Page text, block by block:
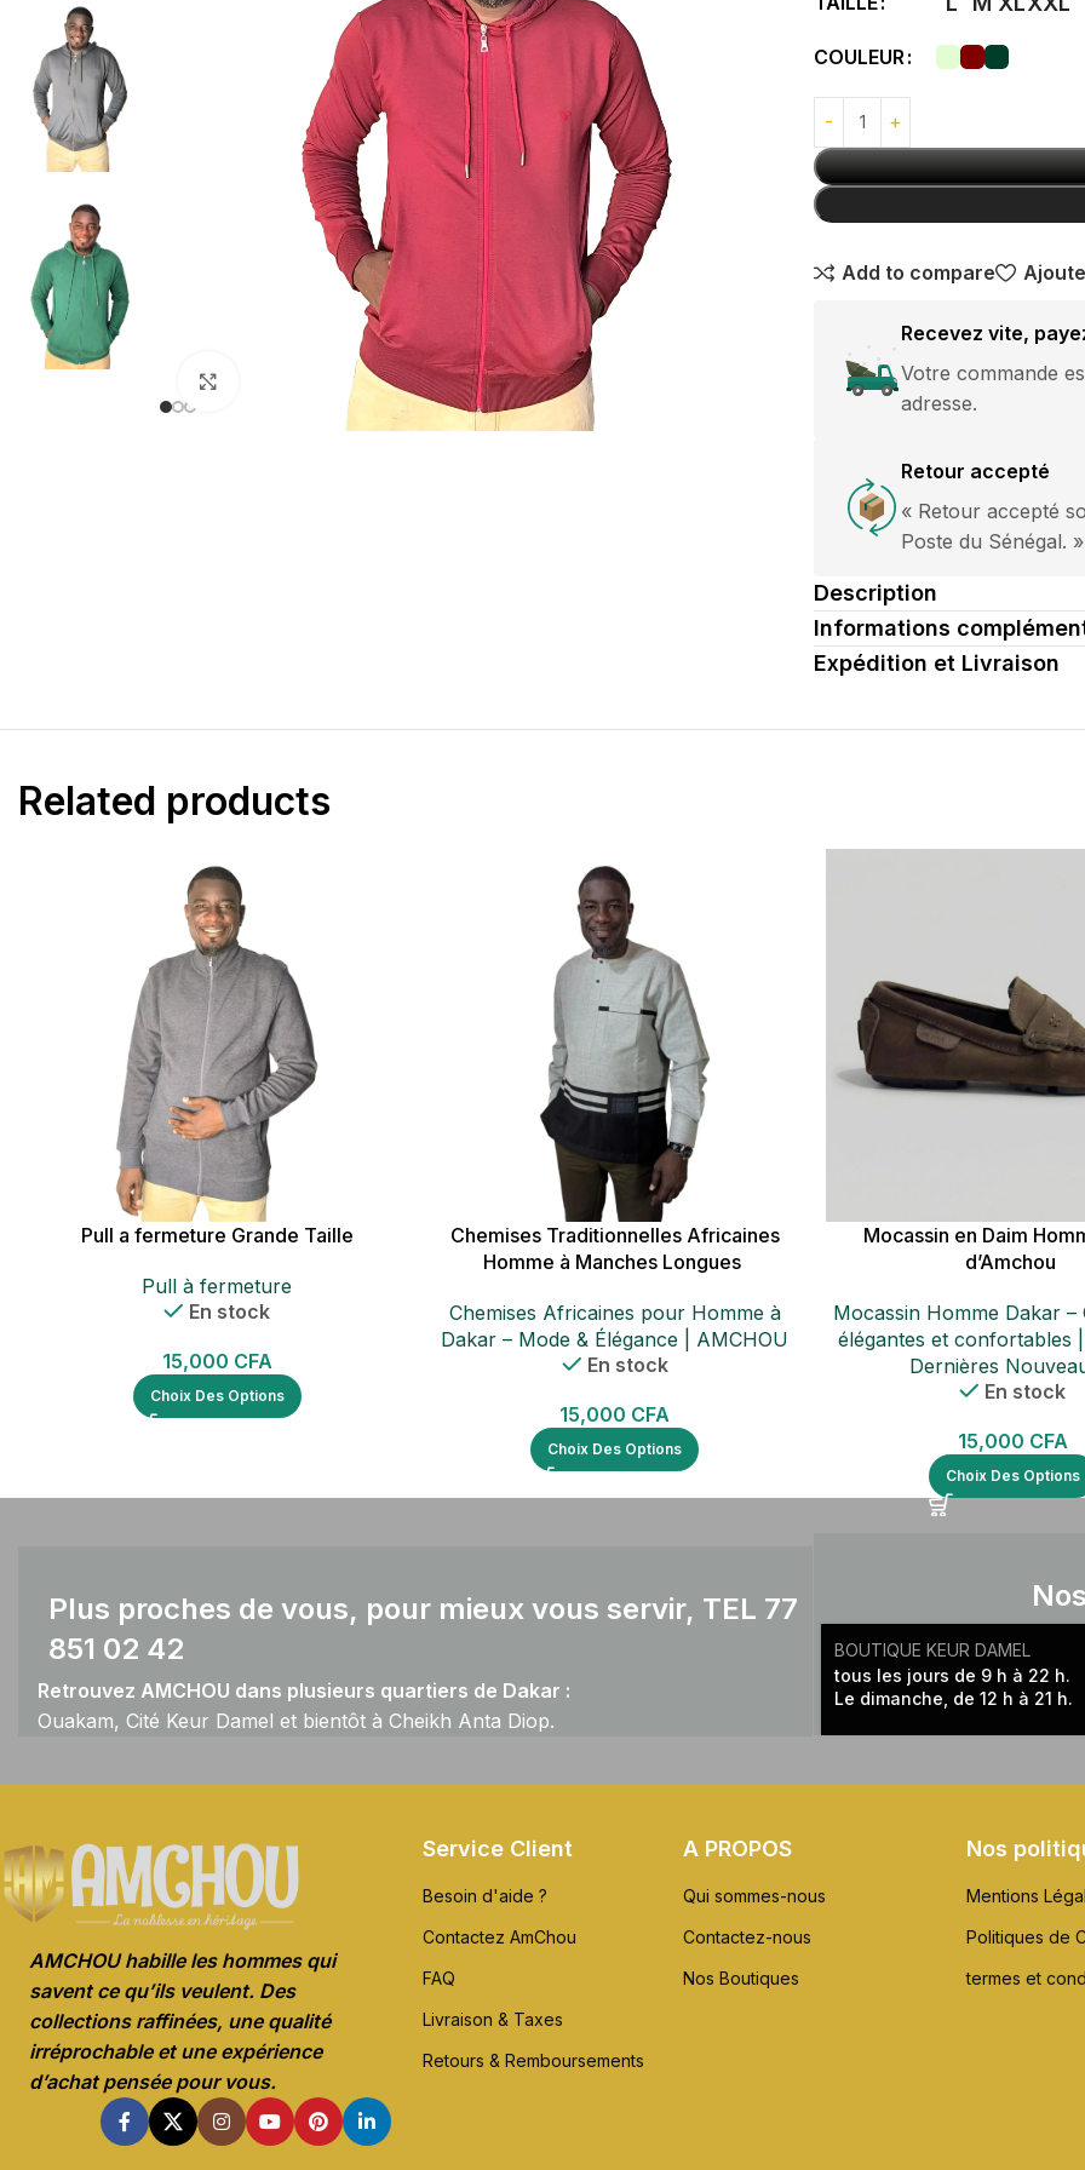
Univers Connecté
LINGERIE HOMME
Sous-vêtements
Caleçons
ACCESSOIRES ÉLÉGANTS
bouton manchette
Nœuds Papillon
Cravates Homme
argentée
Pantalon Jeans
Classique
Break Rules
Jogging Grande
Taille Nike
MODE HOMME
Chemises à manches courtes
Chemises à manches longues
Cliquez pour agrandir
COULEUR
Add to compare
Recevez vite,
Votre commande
adresse.
Retour accepté
« Retour accepté
Poste du Sénégal. »
Description
Informations
Expédition et Livraison
Related products
Pull a fermeture Grande Taille
Pull à fermeture
En stock
15,000 CFA
Choix Des Options
Chemises Traditionnelles Africaines
Homme à Manches Longues
Chemises Africaines pour Homme à
Dakar – Mode & Élégance | AMCHOU
En stock
15,000 CFA
Choix Des Options
Mocassin en Daim
d’Amchou
Mocassin Homme Dakar –
élégantes et confortables
Dernières
En stock
15,000 CFA
Choix Des Options
Plus proches de vous, pour mieux vous servir, TEL 77
851 02 42
Retrouvez AMCHOU dans plusieurs quartiers de Dakar :
Ouakam, Cité Keur Damel et bientôt à Cheikh Anta Diop.
BOUTIQUE KEUR DAMEL
tous les jours de 9 h à 22 h.
Le dimanche, de 12 h à 21 h.
AMCHOU habille les hommes qui
savent ce qu’ils veulent. Des
collections raffinées, une qualité
irréprochable et une expérience
d’achat pensée pour vous.
Service Client
Besoin d'aide ?
Contactez AmChou
FAQ
Livraison & Taxes
Retours & Remboursements
A PROPOS
Qui sommes-nous
Contactez-nous
Nos Boutiques
Nos
Mentions
Politiques de
termes et